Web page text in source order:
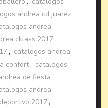
andrea cd juarez ,
andrea
cklass 2017 ,
, catalogos andrea
confort, catalogos
de fiesta ,
andrea
2017 ,